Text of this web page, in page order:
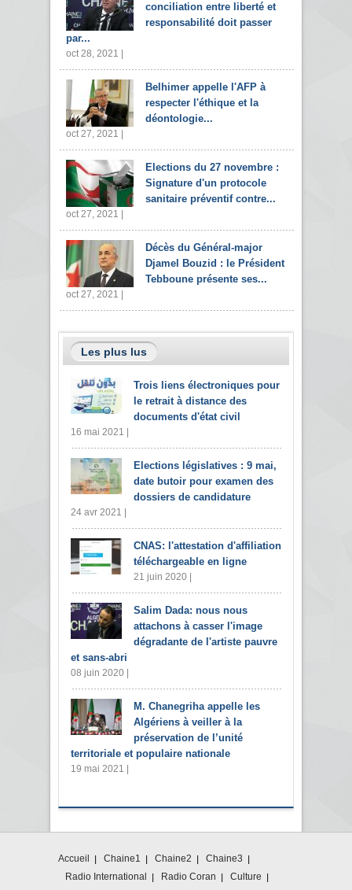
conciliation entre liberté et
responsabilité doit passer
par...
oct 28, 2021 |
Belhimer appelle l'AFP à
respecter l'éthique et la
déontologie...
oct 27, 2021 |
Elections du 27 novembre :
Signature d'un protocole
sanitaire préventif contre...
oct 27, 2021 |
Décès du Général-major
Djamel Bouzid : le Président
Tebboune présente ses...
oct 27, 2021 |
Les plus lus
Trois liens électroniques pour
le retrait à distance des
documents d'état civil
16 mai 2021 |
Elections législatives : 9 mai,
date butoir pour examen des
dossiers de candidature
24 avr 2021 |
CNAS: l'attestation d'affiliation
téléchargeable en ligne
21 juin 2020 |
Salim Dada: nous nous
attachons à casser l'image
dégradante de l'artiste pauvre
et sans-abri
08 juin 2020 |
M. Chanegriha appelle les
Algériens à veiller à la
préservation de l’unité
territoriale et populaire nationale
19 mai 2021 |
Accueil Chaine1 Chaine2
Chaine3
Radio International
Radio Coran
Culture